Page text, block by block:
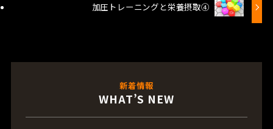
加圧トレーニングと栄養摂取④
新着情報
WHAT’S NEW